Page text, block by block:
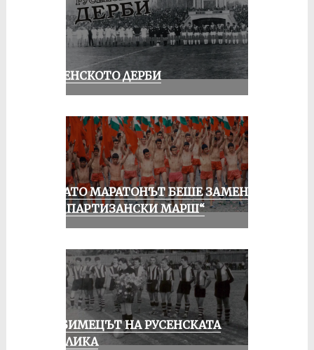
РУСЕНСКОТО ДЕРБИ
КОГАТО МАРАТОНЪТ БЕШЕ ЗАМЕНЕН
ОТ „ПАРТИЗАНСКИ МАРШ“
ЛЮБИМЕЦЪТ НА РУСЕНСКАТА
ПУБЛИКА